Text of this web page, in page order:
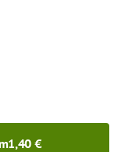
1,40 €